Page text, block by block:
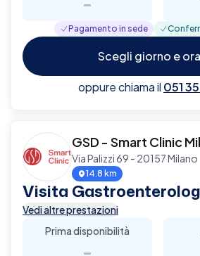
Pagamento in sede
Scegli giorno e ora
oppure chiama il 051
GSD - Smart Clinic
Via Palizzi 69 - 20157 Milano
14.8 km
Visita
Vedi altre prestazioni
Prima disponibilità
-